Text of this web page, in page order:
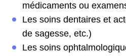
médicaments ou
Les soins dentaires et
de sagesse, etc.)
Les soins